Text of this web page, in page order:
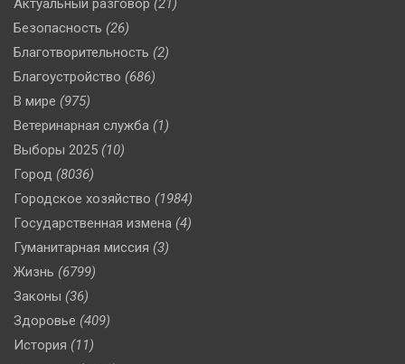
Актуальный разговор (21)
Безопасность (26)
Благотворительность (2)
Благоустройство (686)
В мире (975)
Ветеринарная служба (1)
Выборы 2025 (10)
Город (8036)
Городское хозяйство (1984)
Государственная измена (4)
Гуманитарная миссия (3)
Жизнь (6799)
Законы (36)
Здоровье (409)
История (11)